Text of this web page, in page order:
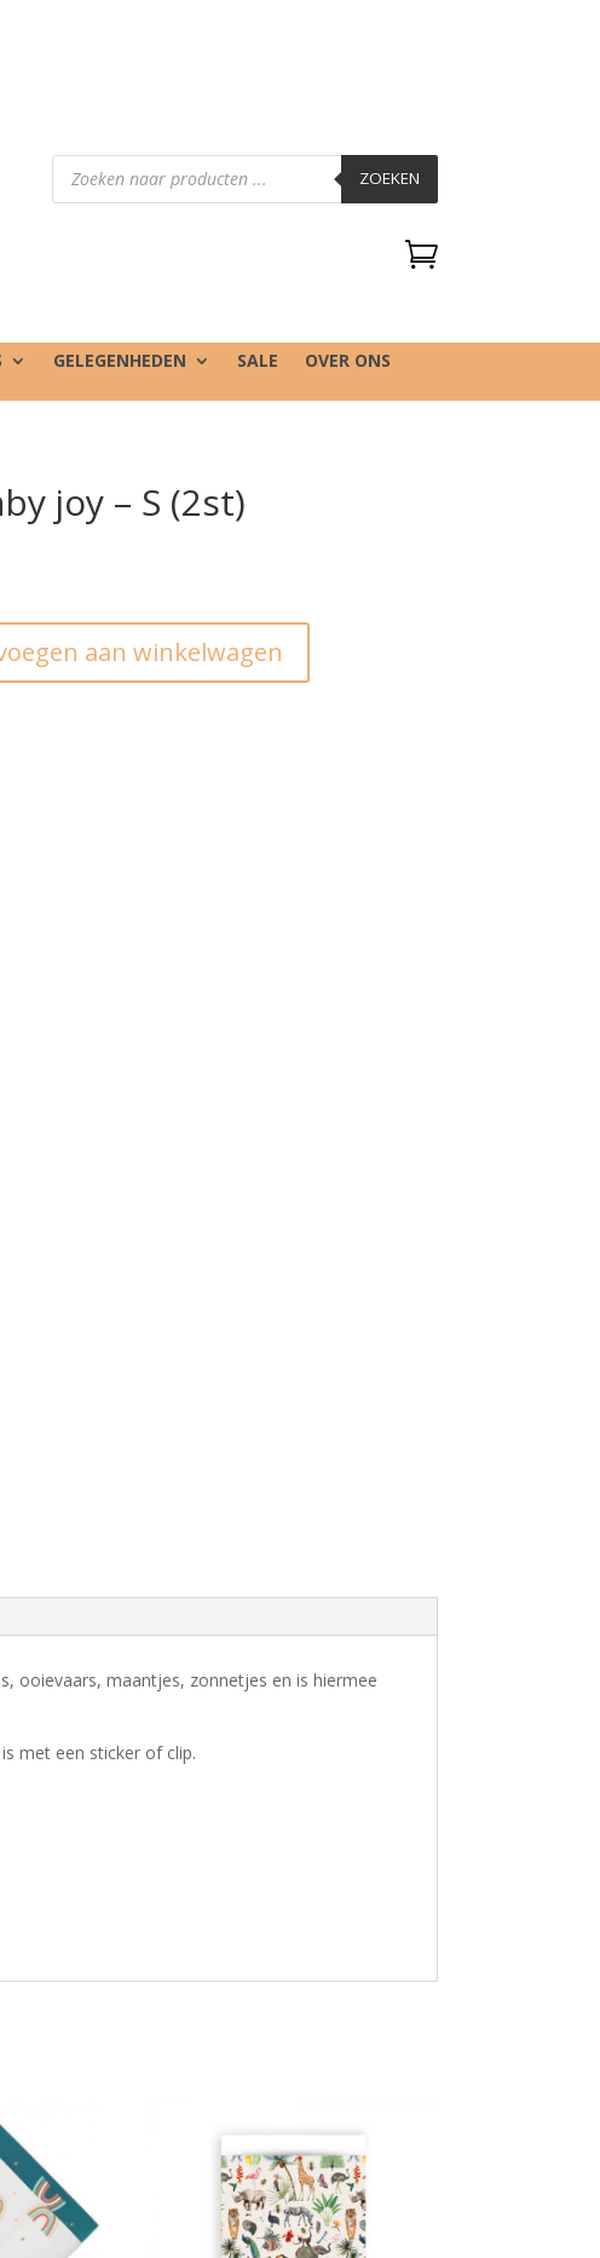
Producten
zoeken ZOEKEN

GELEGENHEDEN SALE OVER ONS
joy – S (2st)
aan winkelwagen
ooievaars, maantjes, zonnetjes en is hiermee
met een sticker of clip.